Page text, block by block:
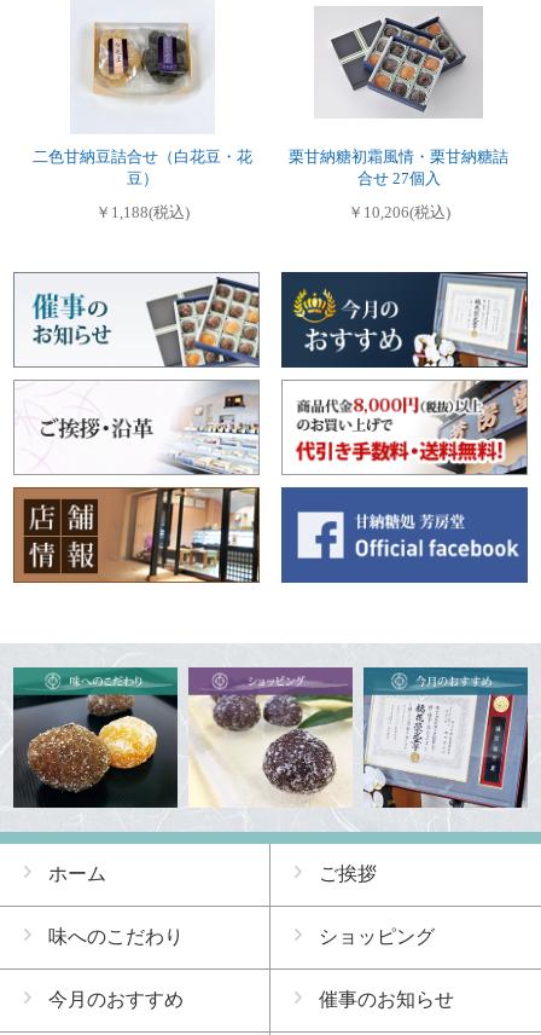
二色甘納豆詰合せ（白花豆・花
豆）
￥1,188(税込)
栗甘納糖初霜風情・栗甘納糖詰
合せ 27個入
￥10,206(税込)
ホーム ご挨拶
味へのこだわり ショッピング
今月のおすすめ 催事のお知らせ